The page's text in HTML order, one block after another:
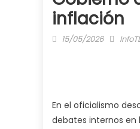
inflación
Posted
15/05/2026
En el oficialismo
debates internos en